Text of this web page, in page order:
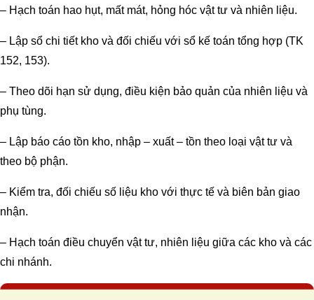
– Hạch toán hao hụt, mất mát, hỏng hóc vật tư và nhiên liệu.
– Lập sổ chi tiết kho và đối chiếu với sổ kế toán tổng hợp (TK
152, 153).
– Theo dõi hạn sử dụng, điều kiện bảo quản của nhiên liệu và
phụ tùng.
– Lập báo cáo tồn kho, nhập – xuất – tồn theo loại vật tư và
theo bộ phận.
– Kiểm tra, đối chiếu số liệu kho với thực tế và biên bản giao
nhận.
– Hạch toán điều chuyển vật tư, nhiên liệu giữa các kho và các
chi nhánh.